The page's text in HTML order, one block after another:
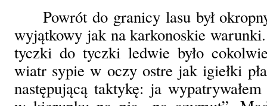
Powrót do granicy lasu był
wyjątkowy jak na karkonoskie
tyczki do tyczki ledwie było
wiatr sypie w oczy ostre jak igiełki
następującą taktykę: ja